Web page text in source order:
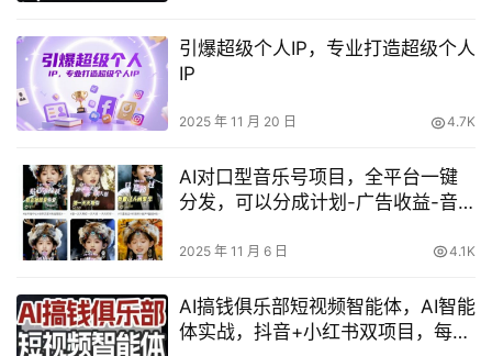
引爆超级个人IP，专业打造超级个人
IP
2025 年 11 月 20 日 4.7K
AI对口型音乐号项目，全平台一键
分发，可以分成计划-广告收益-音
2025 年 11 月 6 日 4.1K
AI搞钱俱乐部短视频智能体，AI智能
体实战，抖音+小红书双项目，每天